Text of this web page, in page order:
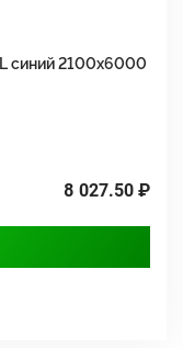
синий 2100х6000
8 027.50 ₽